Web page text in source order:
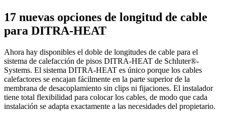
17 nuevas opciones de longitud de cable
para DITRA-HEAT
Ahora hay disponibles el doble de longitudes de cable para el
sistema de calefacción de pisos DITRA-HEAT de Schluter®-
Systems. El sistema DITRA-HEAT es único porque los cables
calefactores se encajan fácilmente en la parte superior de la
membrana de desacoplamiento sin clips ni fijaciones. El instalador
tiene total flexibilidad para colocar los cables, de modo que cada
instalación se adapta exactamente a las necesidades del propietario.